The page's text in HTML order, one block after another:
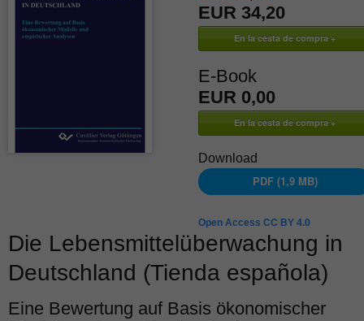
EUR 34,20
E-Book
EUR 0,00
Download
PDF (1,9 MB)
Open Access CC BY 4.0
Die Lebensmittelüberwachung in
Deutschland (Tienda española)
Eine Bewertung auf Basis ökonomischer